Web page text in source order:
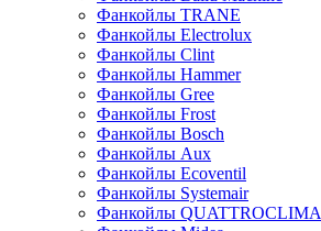
Фанкойлы TRANE
Фанкойлы Electrolux
Фанкойлы Clint
Фанкойлы Hammer
Фанкойлы Gree
Фанкойлы Frost
Фанкойлы Bosch
Фанкойлы Aux
Фанкойлы Ecoventil
Фанкойлы Systemair
Фанкойлы QUATTROCLIMA